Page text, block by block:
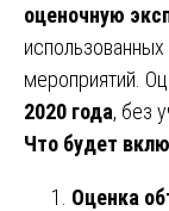
оценочную
мероприятий.
2020 года, без
Что будет
Оценка